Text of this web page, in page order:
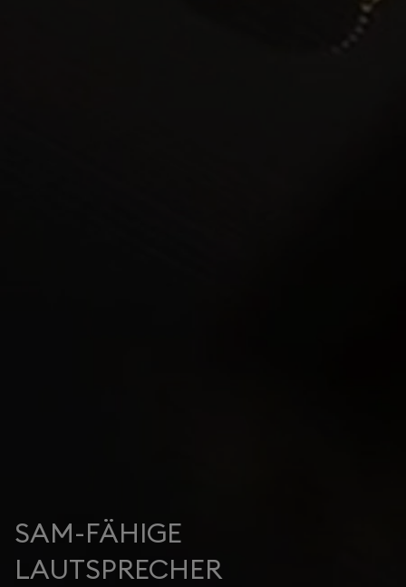
SAM-FÄHIGE
LAUTSPRECHER